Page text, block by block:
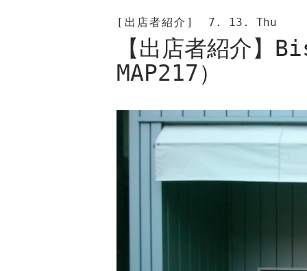
[出店者紹介] 7. 13. Thu
【出店者紹介
MAP217）